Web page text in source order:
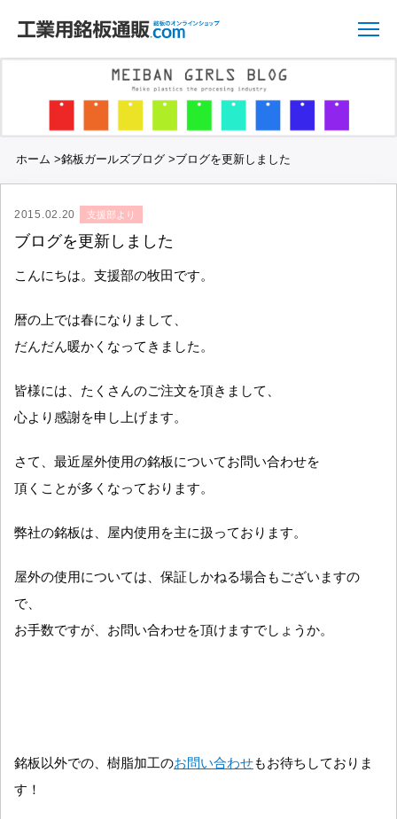
ホーム >銘板ガールズブログ>ブログを更新しました
2015.02.20 支援部より
ブログを更新しました
こんにちは。支援部の牧田です。
暦の上では春になりまして、
だんだん暖かくなってきました。
皆様には、たくさんのご注文を頂きまして、
心より感謝を申し上げます。
さて、最近屋外使用の銘板についてお問い合わせを
頂くことが多くなっております。
弊社の銘板は、屋内使用を主に扱っております。
屋外の使用については、保証しかねる場合もございますの
で、
お手数ですが、お問い合わせを頂けますでしょうか。
銘板以外での、樹脂加工のお問い合わせもお待ちしておりま
す！